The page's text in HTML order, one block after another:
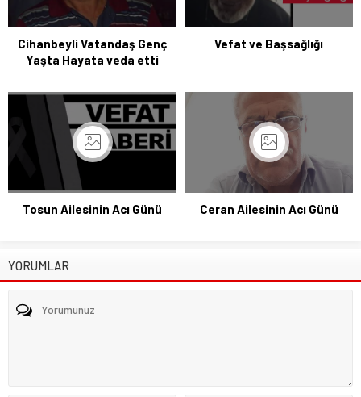
Cihanbeyli Vatandaş Genç
Yaşta Hayata veda etti
Vefat ve Başsağlığı
Tosun Ailesinin Acı Günü Ceran Ailesinin Acı Günü
YORUMLAR